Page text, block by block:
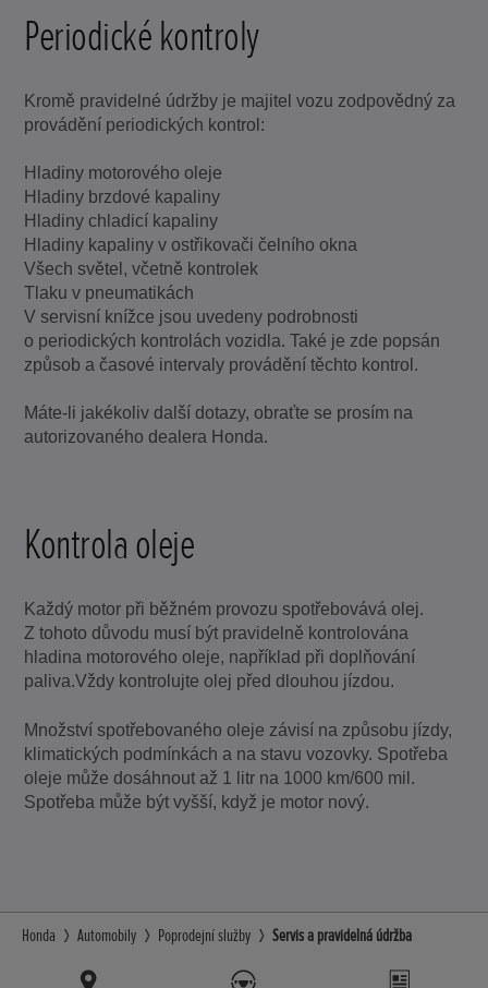
Periodické kontroly
Kromě pravidelné údržby je majitel vozu zodpovědný za
provádění periodických kontrol:
Hladiny motorového oleje
Hladiny brzdové kapaliny
Hladiny chladicí kapaliny
Hladiny kapaliny v ostřikovači čelního okna
Všech světel, včetně kontrolek
Tlaku v pneumatikách
V servisní knížce jsou uvedeny podrobnosti
o periodických kontrolách vozidla. Také je zde popsán
způsob a časové intervaly provádění těchto kontrol.
Máte-li jakékoliv další dotazy, obraťte se prosím na
autorizovaného dealera Honda.
Kontrola oleje
Každý motor při běžném provozu spotřebovává olej.
Z tohoto důvodu musí být pravidelně kontrolována
hladina motorového oleje, například při doplňování
paliva.Vždy kontrolujte olej před dlouhou jízdou.
Množství spotřebovaného oleje závisí na způsobu jízdy,
klimatických podmínkách a na stavu vozovky. Spotřeba
oleje může dosáhnout až 1 litr na 1000 km/600 mil.
Spotřeba může být vyšší, když je motor nový.
Honda Automobily Poprodejní služby Servis a pravidelná údržba